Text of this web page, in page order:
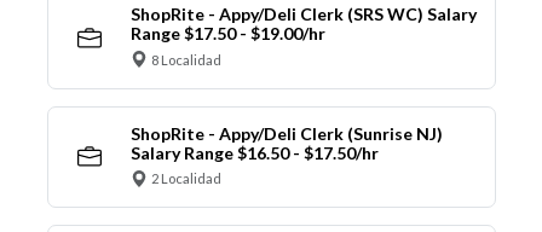
ShopRite - Appy/Deli Clerk (SRS WC) Salary
Range $17.50 - $19.00/hr
8 Localidad
ShopRite - Appy/Deli Clerk (Sunrise NJ)
Salary Range $16.50 - $17.50/hr
2 Localidad